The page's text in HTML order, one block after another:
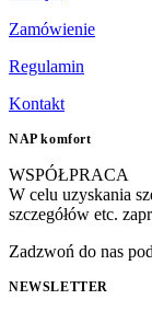
Zamówienie
Regulamin
Kontakt
NAP komfort
WSPÓŁPRACA
W celu uzyskania
szczegółów etc.
Zadzwoń do nas
NEWSLETTER